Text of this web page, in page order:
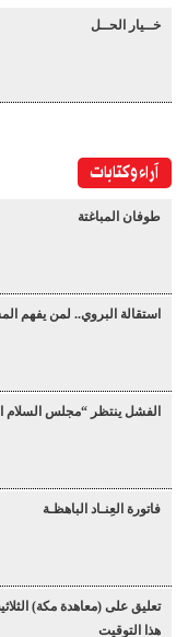
خــيار الحــل
آراء وكتابات
طوفان المباغتة
استقالة البروي.. لمن يفهم
الفشل ينتظر “مجلس السلام
فاتورة العِنـاد الباهظـة
تعليق على (معاهدة مكة)
هذا التوقيت